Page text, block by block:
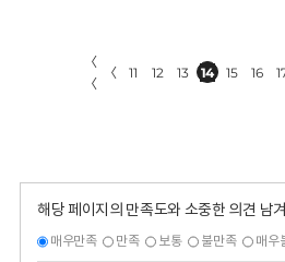
〈
〈
〈 11 12 13 14 15 16
해당 페이지의 만족도와 소중한 의견 남
매우만족 만족 보통 불만족 매우